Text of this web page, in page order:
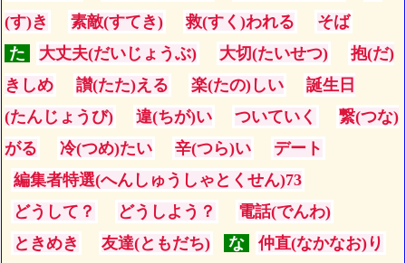
(す)き
素敵(すてき) 救(すく)われる
そば
た
大丈夫(だいじょうぶ) 大切(たいせつ)
抱(だ)
きしめ
讃(たた)える 楽(たの)しい
誕生日
(たんじょうび)
違(ちが)い ついていく
繋(つな)
がる
冷(つめ)たい 辛(つら)い
デート
編集者特選(へんしゅうしゃとくせん)73
どうして？
どうしよう？
電話(でんわ)
ときめき
友達(ともだち) な
仲直(なかなお)り